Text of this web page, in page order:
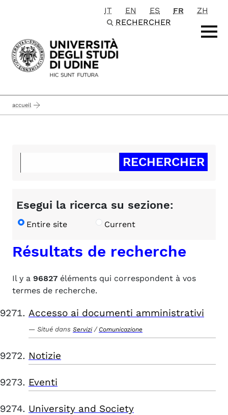
Passa al contenuto principale
IT EN ES FR
ZH
RECHERCHER
accueil
Esegui la ricerca su sezione:
Entire site Current
Résultats de recherche
Il y a 96827 éléments qui correspondent à vos
termes de recherche.
Accesso ai documenti amministrativi
Situé dans Servizi / Comunicazione
Notizie
Eventi
University and Society